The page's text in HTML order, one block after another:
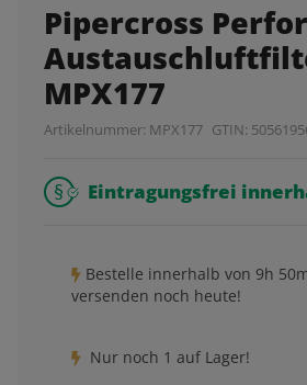
Pipercross
MPX177
Artikelnummer: MPX177 GTIN:
Eintragungsfrei
Bestelle innerhalb von 9h
versenden noch heute!
Nur noch 1 auf Lager!